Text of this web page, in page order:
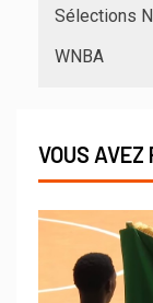
Sélections
WNBA
VOUS AVEZ